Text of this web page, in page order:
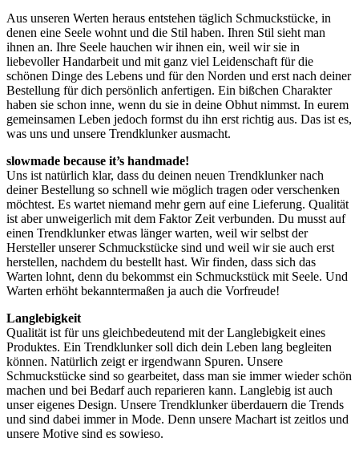
Aus unseren Werten heraus entstehen täglich Schmuckstücke, in
denen eine Seele wohnt und die Stil haben. Ihren Stil sieht man
ihnen an. Ihre Seele hauchen wir ihnen ein, weil wir sie in
liebevoller Handarbeit und mit ganz viel Leidenschaft für die
schönen Dinge des Lebens und für den Norden und erst nach deiner
Bestellung für dich persönlich anfertigen. Ein bißchen Charakter
haben sie schon inne, wenn du sie in deine Obhut nimmst. In eurem
gemeinsamen Leben jedoch formst du ihn erst richtig aus. Das ist es,
was uns und unsere Trendklunker ausmacht.
slowmade because it’s handmade!
Uns ist natürlich klar, dass du deinen neuen Trendklunker nach
deiner Bestellung so schnell wie möglich tragen oder verschenken
möchtest. Es wartet niemand mehr gern auf eine Lieferung. Qualität
ist aber unweigerlich mit dem Faktor Zeit verbunden. Du musst auf
einen Trendklunker etwas länger warten, weil wir selbst der
Hersteller unserer Schmuckstücke sind und weil wir sie auch erst
herstellen, nachdem du bestellt hast. Wir finden, dass sich das
Warten lohnt, denn du bekommst ein Schmuckstück mit Seele. Und
Warten erhöht bekanntermaßen ja auch die Vorfreude!
Langlebigkeit
Qualität ist für uns gleichbedeutend mit der Langlebigkeit eines
Produktes. Ein Trendklunker soll dich dein Leben lang begleiten
können. Natürlich zeigt er irgendwann Spuren. Unsere
Schmuckstücke sind so gearbeitet, dass man sie immer wieder schön
machen und bei Bedarf auch reparieren kann. Langlebig ist auch
unser eigenes Design. Unsere Trendklunker überdauern die Trends
und sind dabei immer in Mode. Denn unsere Machart ist zeitlos und
unsere Motive sind es sowieso.